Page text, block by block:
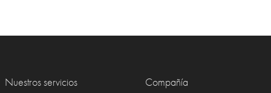
Nuestros servicios Compañía